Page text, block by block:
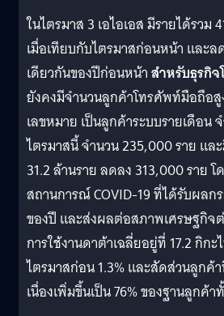
ในไตรมาส 3 เอไอเอส มีรายได้รวม
เมื่อเทียบกับไตรมาสก่อนหน้า และล
เดียวกันของปีก่อนหน้าสำหรับธุรกิ
ยังคงมีจำนวนลูกค้าโทรศัพท์มือถือ
เลขหมาย เป็นลูกค้าระบบรายเดือน
ไตรมาสนี้ จำนวน 235,000 ราย แล
31.2 ล้านราย ลดลง 313,000 ราย
สถานการณ์ COVID-19 ที่ได้รับผลก
ของปี และส่งผลต่อสภาพเศรษฐกิจ
การใช้งานดาต้าเฉลี่ยอยู่ที่ 17.2 กิก
ไตรมาสก่อน 1.3% และสัดส่วนลูกค้
เนื่องเพิ่มขึ้นเป็น 76% ของฐานลูกค้